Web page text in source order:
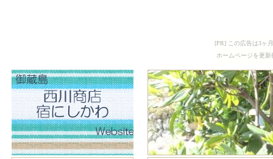
[PR] この広告は3ヶ
ホームページを更